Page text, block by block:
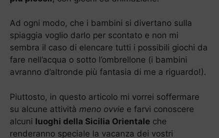
Ad ogni modo, che i bambini si divertano sulla
spiaggia voglio darlo per scontato e non mi
sembra il caso di elencare tutti i possibili giochi da
fare nell’acqua o sotto l’ombrellone (i bambini
avranno d’altronde più fantasia di me a riguardo!).
Piuttosto, in questo articolo mi vorrei soffermare
su alcune attività meno ovvie e farvi conoscere
alcuni luoghi della Sicilia Orientale che
renderanno speciale la vacanza dei vostri